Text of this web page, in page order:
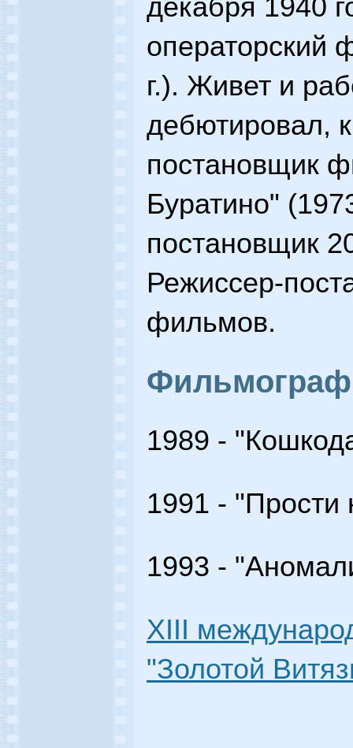
декабря 1940
операторский
г.). Живет и
дебютировал,
постановщик
Буратино"
постановщик
Режиссер-
фильмов.
1989 -
1991 - "Прости
1993 -
XIII
"Золотой